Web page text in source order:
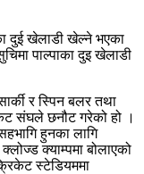
दुई खेलाडी खेल्ने भएका
पाल्पाका दुइ खेलाडी
र स्पिन बलर तथा
संघले छनौट गरेको हो ।
हुनका लागि
क्याम्पमा बोलाएको
स्टेडियममा